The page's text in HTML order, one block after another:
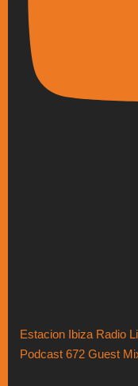
Estacion Ibiza Radio
Podcast 672 Guest